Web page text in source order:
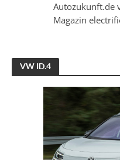
Autozukunft.de
Magazin
VW ID.4